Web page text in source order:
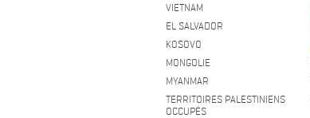
VIETNAM
EL SALVADOR
KOSOVO
MONGOLIE
MYANMAR
TERRITOIRES PALESTINIENS
OCCUPÉS